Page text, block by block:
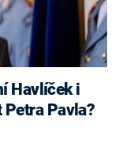
Pavla?